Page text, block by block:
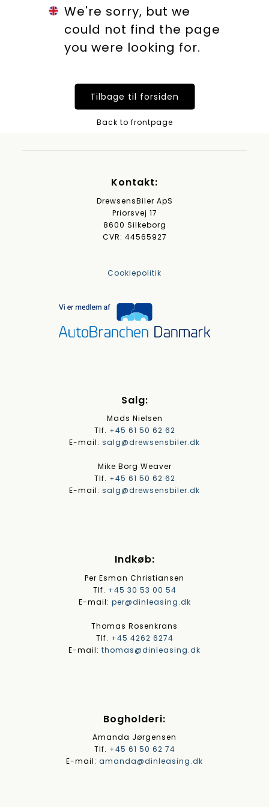
We're sorry, but we
could not find the page
you were looking for.
Tilbage til forsiden
Back to frontpage
Kontakt:
DrewsensBiler ApS
Priorsvej 17
8600 Silkeborg
CVR: 44565927
Cookiepolitik
Salg:
Mads Nielsen
Tlf. +45 61 50 62 62
E-mail: salg@drewsensbiler.dk
Mike Borg Weaver
Tlf. +45 61 50 62 62
E-mail: salg@drewsensbiler.dk
Indkøb:
Per Esman Christiansen
Tlf. +45 30 53 00 54
E-mail: per@dinleasing.dk
Thomas Rosenkrans
Tlf. +45 4262 6274
E-mail: thomas@dinleasing.dk
Bogholderi:
Amanda Jørgensen
Tlf. +45 61 50 62 74
E-mail: amanda@dinleasing.dk